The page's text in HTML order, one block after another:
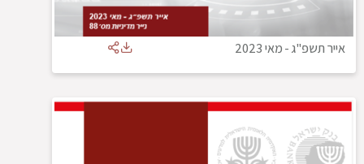
אייר תשפ"ג-מאי 2023